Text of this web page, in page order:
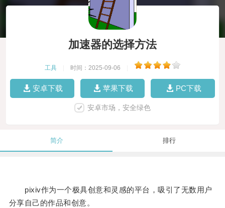
加速器的选择方法
工具 时间：2025-09-06
安卓下载 苹果下载 PC下载
安卓市场，安全绿色
简介 排行
pixiv作为一个极具创意和灵感的平台，吸引了无数用户
分享自己的作品和创意。